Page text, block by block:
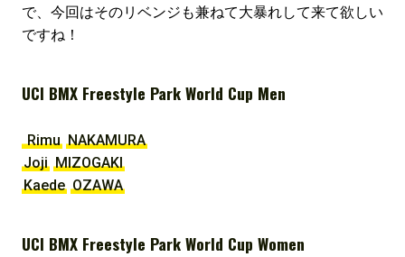
で、今回はそのリベンジも兼ねて大暴れして来て欲しい
ですね！
UCI BMX Freestyle Park World Cup Men
Rimu NAKAMURA
Joji MIZOGAKI
Kaede OZAWA
UCI BMX Freestyle Park World Cup Women